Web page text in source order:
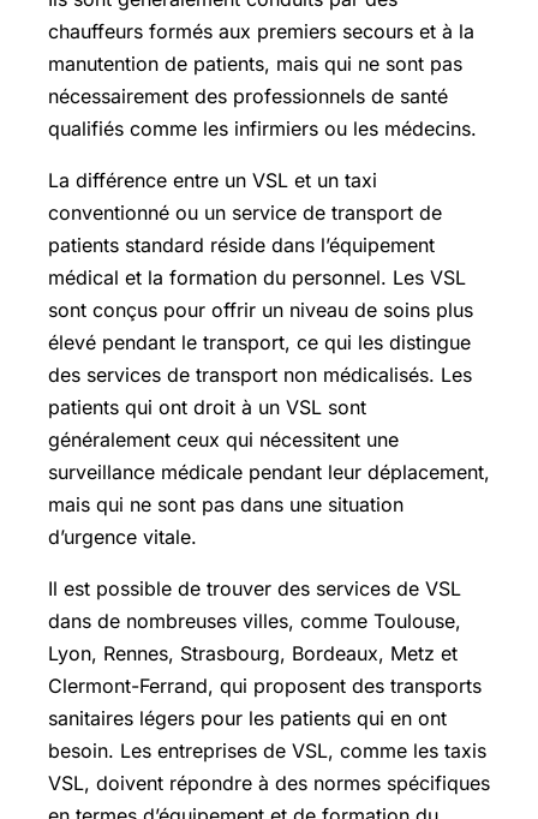
chauffeurs formés aux premiers secours et à la
manutention de patients, mais qui ne sont pas
nécessairement des professionnels de santé
qualifiés comme les infirmiers ou les médecins.
La différence entre un VSL et un taxi
conventionné ou un service de transport de
patients standard réside dans l’équipement
médical et la formation du personnel. Les VSL
sont conçus pour offrir un niveau de soins plus
élevé pendant le transport, ce qui les distingue
des services de transport non médicalisés. Les
patients qui ont droit à un VSL sont
généralement ceux qui nécessitent une
surveillance médicale pendant leur déplacement,
mais qui ne sont pas dans une situation
d’urgence vitale.
Il est possible de trouver des services de VSL
dans de nombreuses villes, comme Toulouse,
Lyon, Rennes, Strasbourg, Bordeaux, Metz et
Clermont-Ferrand, qui proposent des transports
sanitaires légers pour les patients qui en ont
besoin. Les entreprises de VSL, comme les taxis
VSL, doivent répondre à des normes spécifiques